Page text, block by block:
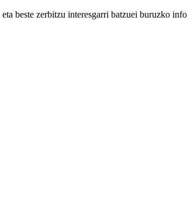
beste zerbitzu interesgarri batzuei buruzko